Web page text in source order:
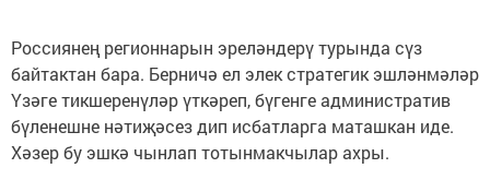
Россиянең регионнарын эреләндерү турында сүз
байтактан бара. Берничә ел элек стратегик эшләнмәләр
Үзәге тикшеренүләр үткәреп, бүгенге административ
бүленешне нәтиҗәсез дип исбатларга маташкан иде.
Хәзер бу эшкә чынлап тотынмакчылар ахры.